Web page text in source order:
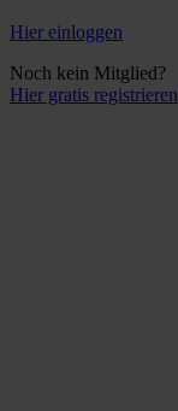
Hier einloggen
Noch kein Mitglied?
Hier gratis registrieren